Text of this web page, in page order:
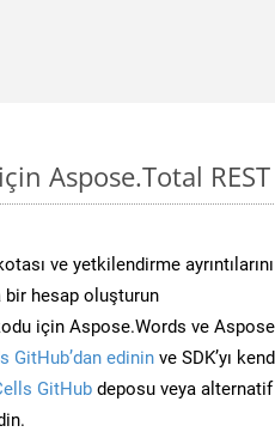
için Aspose.Total
ve yetkilendirme
bir hesap oluşturun
için Aspose.Words ve
GitHub’dan edinin ve SDK’yı
GitHub deposu veya